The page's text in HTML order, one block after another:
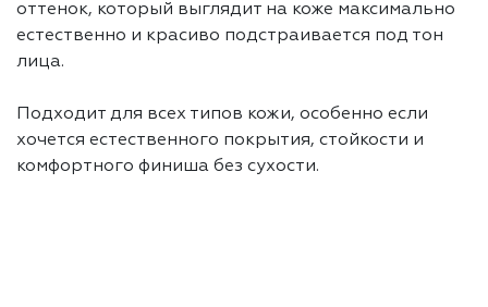
оттенок, который выглядит на коже максимально
естественно и красиво подстраивается под тон
лица.
Подходит для всех типов кожи, особенно если
хочется естественного покрытия, стойкости и
комфортного финиша без сухости.